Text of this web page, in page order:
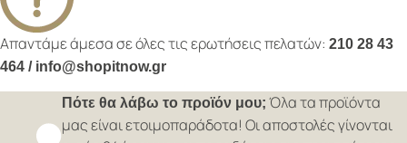
Απαντάμε άμεσα σε όλες τις ερωτήσεις πελατών: 210 28 43
464 / info@shopitnow.gr
Πότε θα λάβω το προϊόν μου; Όλα τα προϊόντα
μας είναι ετοιμοπαράδοτα! Οι αποστολές γίνονται